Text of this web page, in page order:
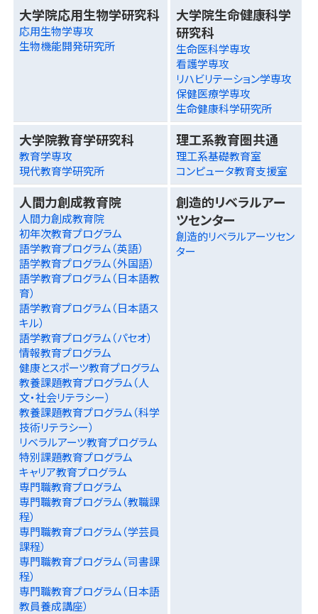
大学院応用生物学研究科
応用生物学専攻
生物機能開発研究所
大学院生命健康科学
研究科
生命医科学専攻
看護学専攻
リハビリテーション学専攻
保健医療学専攻
生命健康科学研究所
大学院教育学研究科
教育学専攻
現代教育学研究所
理工系教育圏共通
理工系基礎教育室
コンピュータ教育支援室
人間力創成教育院
人間力創成教育院
初年次教育プログラム
語学教育プログラム（英語）
語学教育プログラム（外国語）
語学教育プログラム（日本語教
育）
語学教育プログラム（日本語ス
キル）
語学教育プログラム（パセオ）
情報教育プログラム
健康とスポーツ教育プログラム
教養課題教育プログラム（人
文・社会リテラシー）
教養課題教育プログラム（科学
技術リテラシー）
リベラルアーツ教育プログラム
特別課題教育プログラム
キャリア教育プログラム
専門職教育プログラム
専門職教育プログラム（教職課
程）
専門職教育プログラム（学芸員
課程）
専門職教育プログラム（司書課
程）
専門職教育プログラム（日本語
教員養成講座）
創造的リベラルアー
ツセンター
創造的リベラルアーツセン
ター